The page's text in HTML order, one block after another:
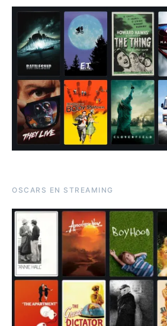
OSCARS EN STREAMING